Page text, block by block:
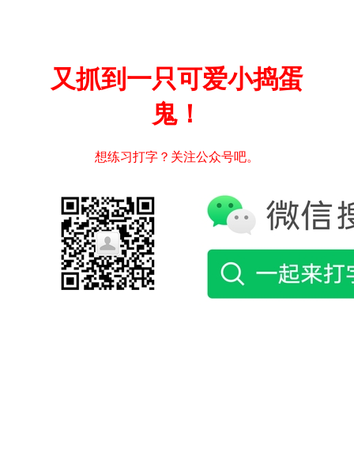
又抓到一只可爱小捣蛋
鬼！
想练习打字？关注公众号吧。